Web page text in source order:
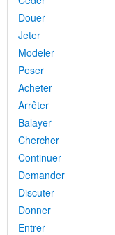
Douer
Jeter
Modeler
Peser
Acheter
Arrêter
Balayer
Chercher
Continuer
Demander
Discuter
Donner
Entrer